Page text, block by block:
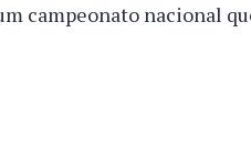
campeonato nacional